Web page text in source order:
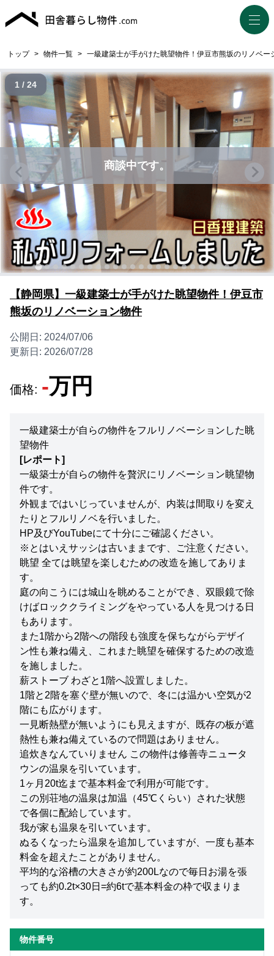
トップ > 物件一覧 > 一級建築士が手がけた眺望物件！伊豆市熊坂のリノベー
商談中です。
1 / 24
【静岡県】一級建築士が手がけた眺望物件！伊豆市
熊坂のリノベーション物件
公開日: 2024/07/06
更新日: 2026/07/28
価格: -万円
一級建築士が自らの物件をフルリノベーションした眺
望物件
[レポート]
一級築士が自らの物件を贅沢にリノベーション眺望物
件です。
外観まではいじっていませんが、内装は間取りを変え
たりとフルリノベを行いました。
HP及びYouTubeにて十分にご確認ください。
※とはいえサッシは古いままです、ご注意ください。
眺望 全ては眺望を楽しむための改造を施してありま
す。
庭の向こうには城山を眺めることができ、双眼鏡で除
けばロッククライミングをやっている人を見つける日
もあります。
また1階から2階への階段も強度を保ちながらデザイ
ン性も兼ね備え、これまた眺望を確保するための改造
を施しました。
薪ストーブ わざと1階へ設置しました。
1階と2階を塞ぐ壁が無いので、冬には温かい空気が2
階にも広がります。
一見断熱壁が無いようにも見えますが、既存の板が遮
熱性も兼ね備えているので問題はありません。
追炊きなんていりません この物件は修善寺ニュータ
ウンの温泉を引いています。
1ヶ月20t迄まで基本料金で利用が可能です。
この別荘地の温泉は加温（45℃くらい）された状態
で各個に配給しています。
我が家も温泉を引いています。
ぬるくなったら温泉を追加していますが、一度も基本
料金を超えたことがありません。
平均的な浴槽の大きさが約200Lなので毎日お湯を張
っても約0.2t×30日=約6tで基本料金の枠で収まりま
す。
物件番号